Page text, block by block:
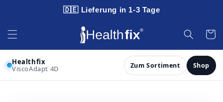
🇩🇪 Lieferung in 1-3 Tage
Healthfix
ViscoAdapt 4D Zum Sortiment Shop